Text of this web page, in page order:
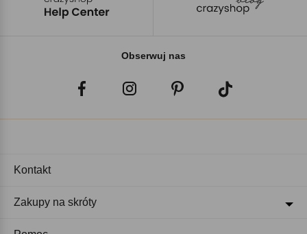
Obserwuj nas
Kontakt
Zakupy na skróty